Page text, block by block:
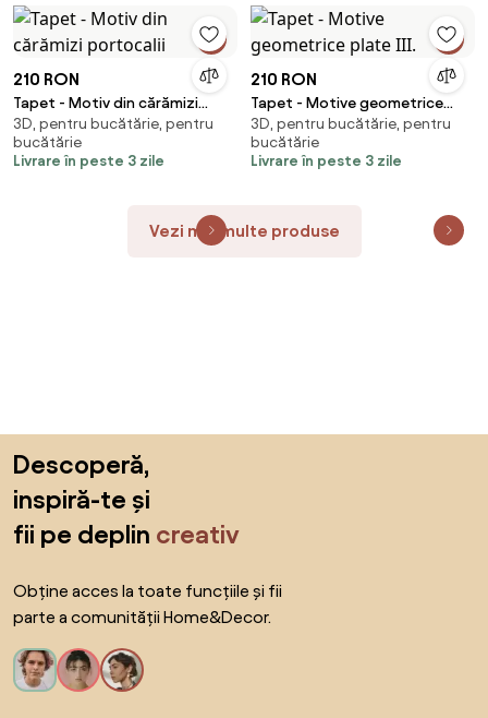
210 RON
Tapet - Motiv din cărămizi
portocalii
3D, pentru bucătărie, pentru
bucătărie
Livrare în peste 3 zile
210 RON
Tapet - Motive geometrice
plate III.
3D, pentru bucătărie, pentru
bucătărie
Livrare în peste 3 zile
Vezi mai multe produse
Descoperă,
inspiră-te și
fii pe deplin creativ
Obține acces la toate funcțiile și fii
parte a comunității Home&Decor.